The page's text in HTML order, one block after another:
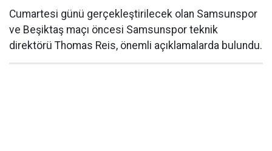
Cumartesi günü gerçekleştirilecek olan Samsunspor
ve Beşiktaş maçı öncesi Samsunspor teknik
direktörü Thomas Reis, önemli açıklamalarda bulundu.